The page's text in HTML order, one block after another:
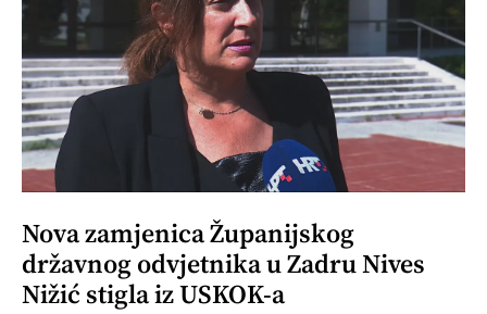
Nova zamjenica Županijskog
državnog odvjetnika u Zadru Nives
Nižić stigla iz USKOK-a